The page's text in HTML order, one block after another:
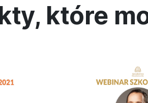
które